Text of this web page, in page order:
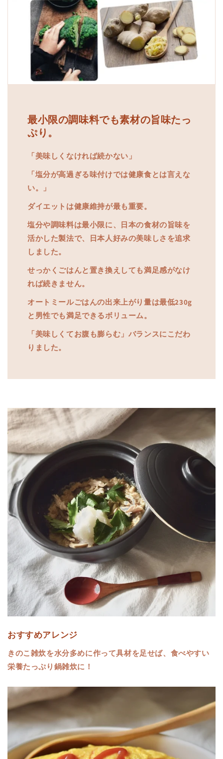
最小限の調味料でも素材の旨味たっ
ぷり。
「美味しくなければ続かない」
「塩分が高過ぎる味付けでは健康食とは言えな
い。」
ダイエットは健康維持が最も重要。
塩分や調味料は最小限に、日本の食材の旨味を
活かした製法で、日本人好みの美味しさを追求
しました。
せっかくごはんと置き換えしても満足感がなけ
れば続きません。
オートミールごはんの出来上がり量は最低230g
と男性でも満足できるボリューム。
「美味しくてお腹も膨らむ」バランスにこだわ
りました。
おすすめアレンジ
きのこ雑炊を水分多めに作って具材を足せば、食べやすい
栄養たっぷり鍋雑炊に！